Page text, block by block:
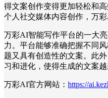
得文案创作变得更加轻松和
个人社交媒体内容创作，万
万彩AI智能写作平台的一大
力。平台能够准确把握不同
题又具有创造性的文案。此
习和进化，使得生成的文案越
万彩AI官方网站： https://